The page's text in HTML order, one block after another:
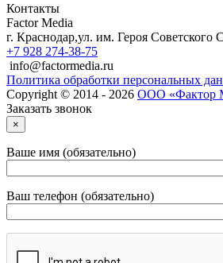
Контакты
Factor Media
г. Краснодар,ул. им. Героя Советского
+7 928 274-38-75
info@factormedia.ru
Политика обработки персональных
Copyright © 2014 - 2026 ООО «Фактор
Заказать звонок
×
Ваше имя (обязательно)
Ваш телефон (обязательно)